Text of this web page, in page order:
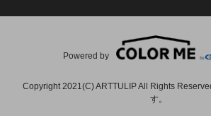
Copyright 2021(C) ARTTULIP All Rights
す。
Powered by